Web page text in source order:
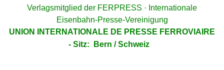
Verlagsmitglied der FERPRESS · Internationale
Eisenbahn-Presse-Vereinigung
UNION INTERNATIONALE DE PRESSE FERROVIAIRE
- Sitz: Bern / Schweiz